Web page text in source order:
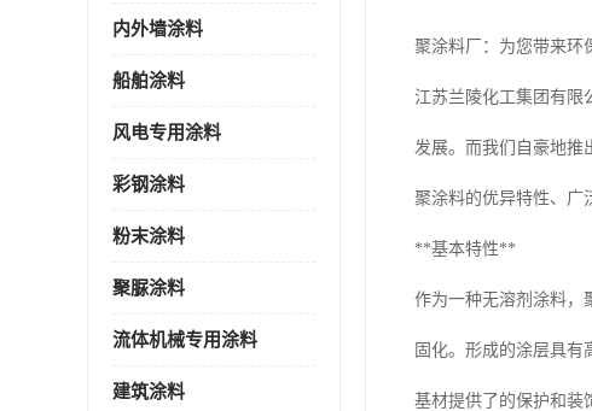
内外墙涂料
船舶涂料
风电专用涂料
彩钢涂料
粉末涂料
聚脲涂料
流体机械专用涂料
建筑涂料
聚涂料厂：为您带来环
江苏兰陵化工集团有限
发展。而我们自豪地推
聚涂料的优异特性、广
**基本特性**
作为一种无溶剂涂料，
固化。形成的涂层具
基材提供了的保护和装